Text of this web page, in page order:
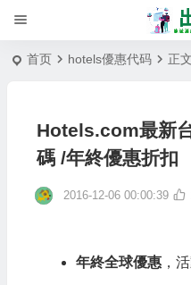
首页 hotels優惠代码 正文
Hotels.com最新
碼 /年終優惠折扣
2016-12-06 00:00:39
年終全球優惠，